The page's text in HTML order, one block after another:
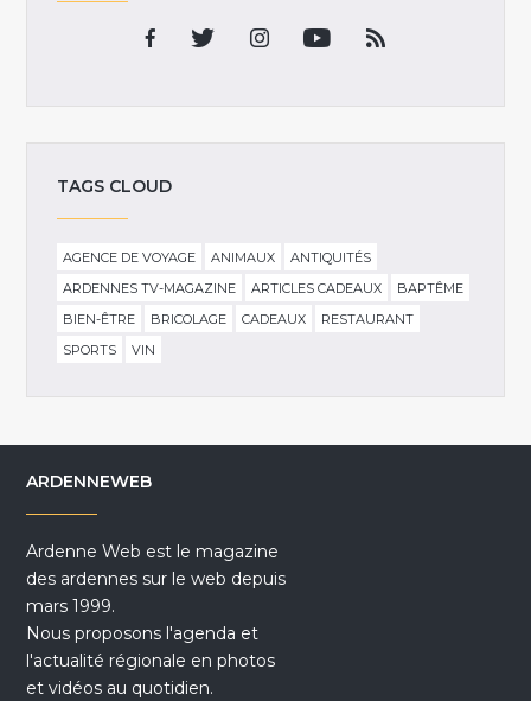
TAGS CLOUD
AGENCE DE VOYAGE ANIMAUX
ANTIQUITÉS
ARDENNES TV-MAGAZINE
ARTICLES CADEAUX
BAPTÊME
BIEN-ÊTRE
BRICOLAGE CADEAUX
RESTAURANT
SPORTS
VIN
ARDENNEWEB
Ardenne Web est le magazine
des ardennes sur le web depuis
mars 1999.
Nous proposons l'agenda et
l'actualité régionale en photos
et vidéos au quotidien.